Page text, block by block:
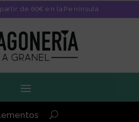
de 60€ en la Península